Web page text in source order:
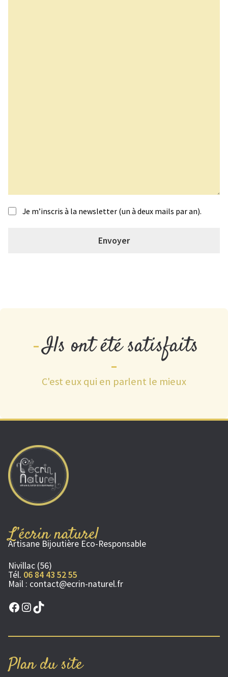
Je m’inscris à la newsletter (un à deux mails par an).
Envoyer
Ils ont été satisfaits
C'est eux qui en parlent le mieux
L’écrin naturel
Artisane Bijoutière Eco-Responsable
Nivillac (56)
Tél. 06 84 43 52 55
Mail : contact@ecrin-naturel.fr
Facebook
Instagram
TikTok
Plan du site